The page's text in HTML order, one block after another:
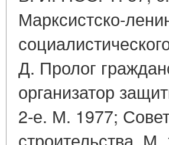
Марксистско-
Д. Пролог
организатор
2-е. М. 1977;
строительства.